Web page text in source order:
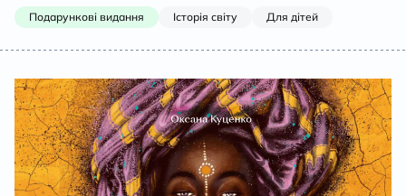
Подарункові видання Історія світу Для дітей